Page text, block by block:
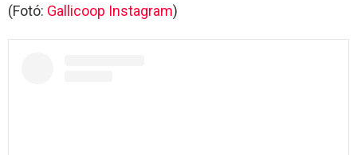
(Fotó: Gallicoop Instagram)